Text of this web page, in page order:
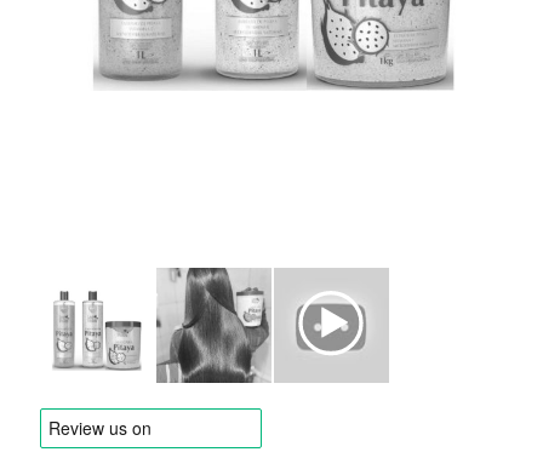
MARQUES
Commentaires